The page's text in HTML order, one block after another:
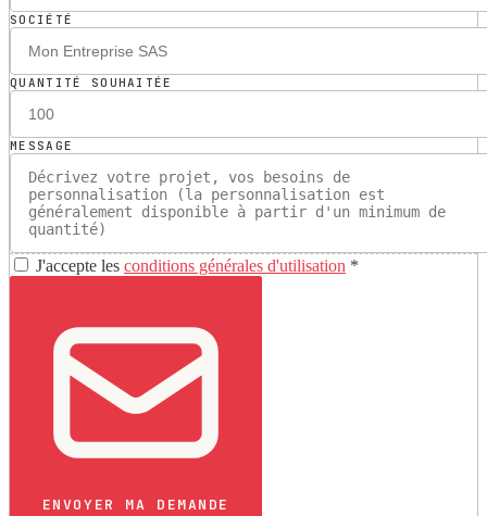
SOCIÉTÉ
QUANTITÉ SOUHAITÉE
MESSAGE
J'accepte les conditions générales d'utilisation *
ENVOYER MA DEMANDE